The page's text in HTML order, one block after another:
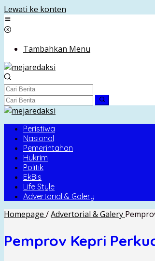
Lewati ke konten
Tambahkan Menu
Peristiwa
Nasional
Pemerintahan
Hukrim
Politik
EkBis
Life Style
Advertorial & Galery
Homepage /Advertorial & Galery
Pemprov Kepri